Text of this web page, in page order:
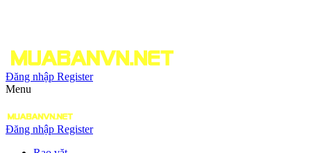
Đăng nhập Register
Menu
Đăng nhập Register